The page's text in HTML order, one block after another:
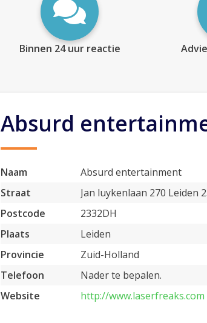
Binnen 24 uur reactie
Absurd
Naam
Absurd entertainment
Straat
Jan luykenlaan 270 Leiden
Postcode
2332DH
Plaats
Leiden
Provincie
Zuid-Holland
Telefoon
Nader te bepalen.
Website
http://www.laserfreaks.com